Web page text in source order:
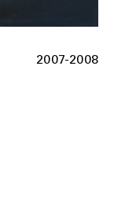
2007-2008